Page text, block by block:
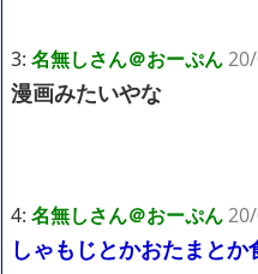
3: 名無しさん＠おーぷん
漫画みたいやな
4: 名無しさん＠おーぷん
しゃもじとかおたまと